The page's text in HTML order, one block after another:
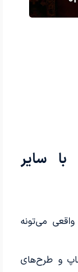
سایر
می‌تونه
و طرح‌های